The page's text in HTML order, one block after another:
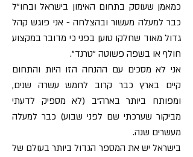
כמאמן שעוסק בתחום האימון בישראל ובחו"ל
כבר למעלה מעשור ובהצלחה - אני פוגש קהל
גדול מאוד שחלקו טוען בפני כי מדובר במקצוע
חולף או בשפה פשוטה "טרנד".
אני לא מסכים עם ההנחה הזו היות והתחום
קיים בארץ כבר קרוב לחמש עשרה שנים,
ומפותח ביותר בארה"ב (לא מספיק לדעתי
מביקור שערכתי שם לפני שבוע) כבר למעלה
מעשרים שנה.
בישראל יש את המספר הגדול ביותר בעולם של